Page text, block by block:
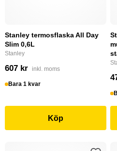
Stanley termosflaska All Day
Slim 0,6L
Stanley
607 kr inkl. moms
Bara 1 kvar
Köp